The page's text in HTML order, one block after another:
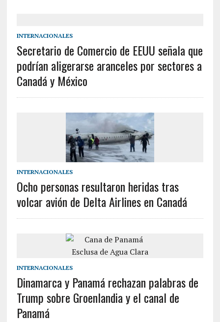
INTERNACIONALES
Secretario de Comercio de EEUU señala que
podrían aligerarse aranceles por sectores a
Canadá y México
INTERNACIONALES
Ocho personas resultaron heridas tras
volcar avión de Delta Airlines en Canadá
INTERNACIONALES
Dinamarca y Panamá rechazan palabras de
Trump sobre Groenlandia y el canal de
Panamá